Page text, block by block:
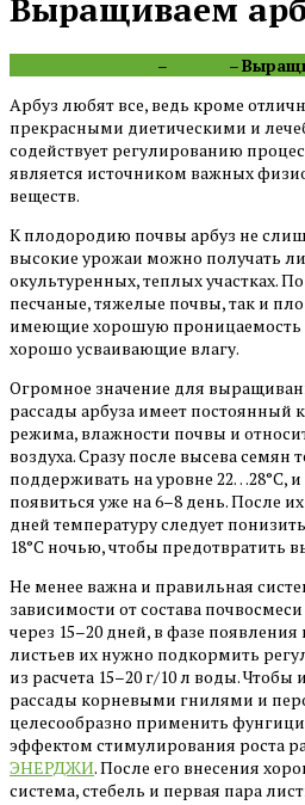
– –
Арбуз любят все, ведь кроме
прекрасными диетическими и
содействует регулированию
является источником важных
веществ.
К плодородию почвы арбуз не
высокие урожаи можно получать
окультуренных, теплых участках.
песчаные, тяжелые почвы, так и
имеющие хорошую проницаемость
хорошо усваивающие влагу.
Огромное значение для
рассады арбуза имеет постоянный
режима, влажности почвы и
воздуха. Сразу после высева семян
поддерживать на уровне 22…28°С,
появиться уже на 6–8 день. После
дней температуру следует
18°С ночью, чтобы предотвратить
Не менее важна и правильная
зависимости от состава
через 15–20 дней, в фазе
листьев их нужно подкормить
из расчета 15–20 г/10 л воды.
рассады корневыми гнилями и
целесообразно применить
эффектом стимулирования роста
ЭНЕРДЖИ. После его внесения
система, стебель и первая пара